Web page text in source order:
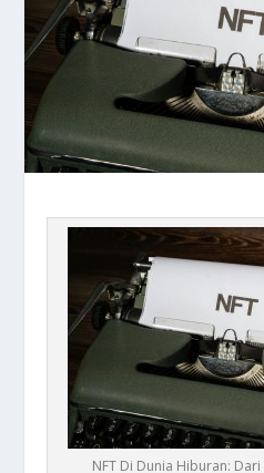
NFT Di Dunia Hiburan: